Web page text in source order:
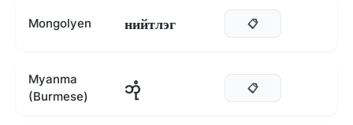
Mongolyen нийтлэг 📋
Myanma
(Burmese)
ဘုံ 📋